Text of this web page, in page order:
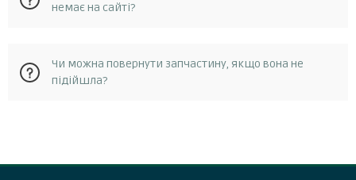
популярні бренди автозапчастин на инфинити wix filters,
немає на сайті?
немає на сайті avantparts.com.ua. Для цього вам потрібно
зв'язатися з нашою службою підтримки клієнтів, і ми
Чи можна повернути запчастину, якщо вона не
підійшла?
нашою службою підтримки клієнтів протягом 14 днів з